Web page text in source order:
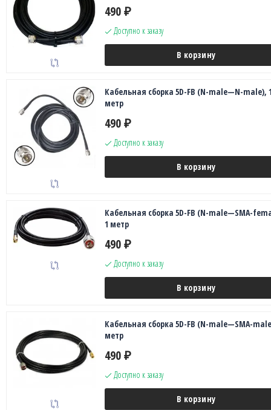
490 ₽
Доступно к заказу
В корзину
Кабельная сборка 5D-FB (N-male—N-male),
метр
490 ₽
Доступно к заказу
В корзину
Кабельная сборка 5D-FB (N-male—SMA-
1 метр
490 ₽
Доступно к заказу
В корзину
Кабельная сборка 5D-FB (N-male—SMA-
метр
490 ₽
Доступно к заказу
В корзину